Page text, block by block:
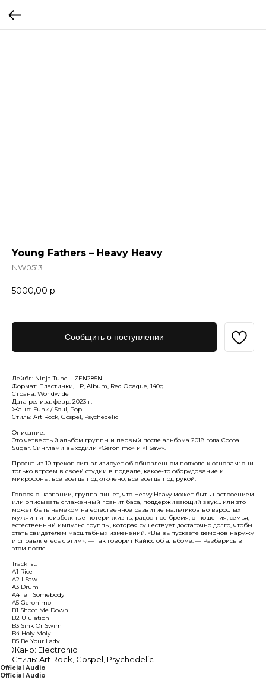
Young Fathers – Heavy Heavy
NW0513
5000,00 р.
Сообщить о поступлении
Лейбл: Ninja Tune – ZEN285N
Формат: Пластинки, LP, Album, Red Opaque, 140g
Страна: Worldwide
Дата релиза: февр. 2023 г.
Жанр: Funk / Soul, Pop
Стиль: Art Rock, Gospel, Psychedelic
Описание:
Это четвертый альбом группы и первый после альбома 2018 года Cocoa
Sugar. Синглами выходили «Geronimo» и «I Saw».
Проект из 10 треков сигнализирует об обновленном подходе к основам: они
только втроем в своей студии в подвале, какое-то оборудование и
микрофоны: все всегда подключено, все всегда под рукой.
Говоря о названии, группа пишет, что Heavy Heavy может быть настроением
или описывать сглаженный гранит баса, поддерживающий звук… или это
может быть намеком на естественное развитие мальчиков во взрослых
мужчин и неизбежные потери жизнь, радостное бремя, отношения, семья,
естественный импульс группы, которая существует достаточно долго, чтобы
стать свидетелем масштабных изменений. «Вы выпускаете демонов наружу
и справляетесь с этим», — так говорит Кайюс об альбоме. — Разберись в
этом после.
Tracklist:
A1 Rice
A2 I Saw
A3 Drum
A4 Tell Somebody
A5 Geronimo
B1 Shoot Me Down
B2 Ululation
B3 Sink Or Swim
B4 Holy Moly
B5 Be Your Lady
Жанр: Electronic
Стиль: Art Rock, Gospel, Psychedelic
Official Audio
Official Audio